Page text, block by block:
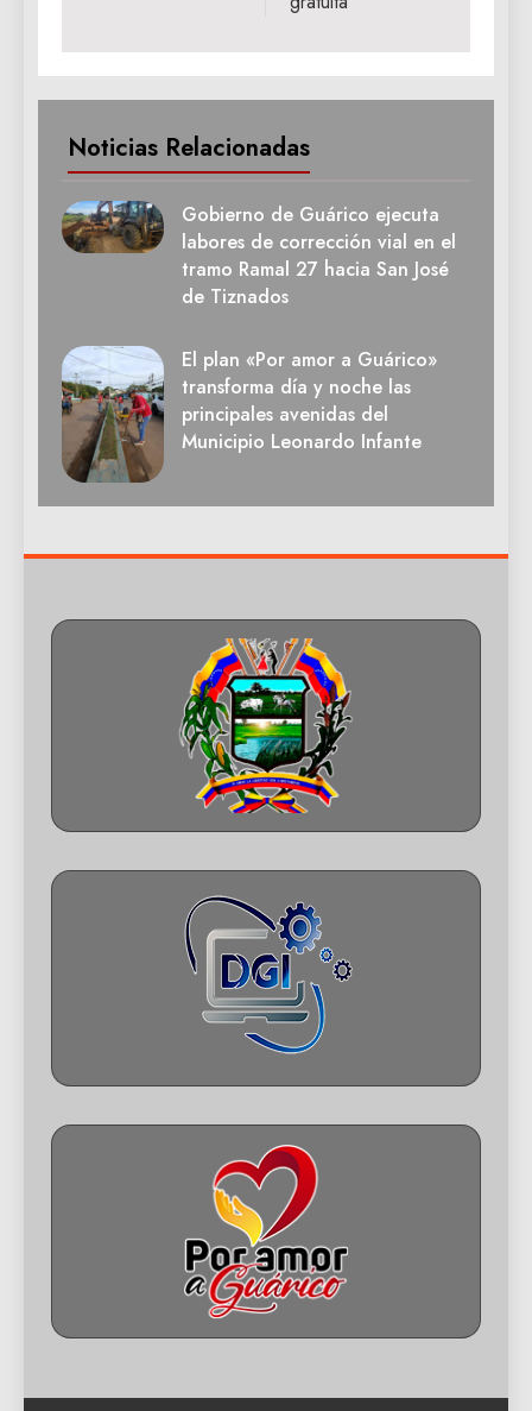
Noticias Relacionadas
Gobierno de Guárico ejecuta
labores de corrección vial en el
tramo Ramal 27 hacia San José
de Tiznados
El plan «Por amor a Guárico»
transforma día y noche las
principales avenidas del
Municipio Leonardo Infante